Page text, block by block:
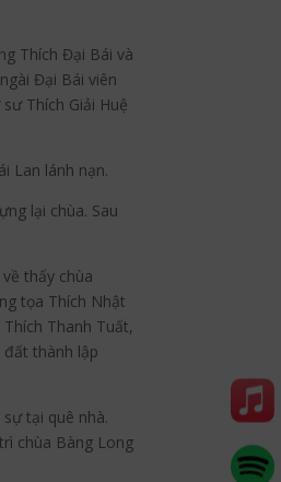
Thích Đại Bái và
Đại Bái viên
Thích Giải Huệ
Lan lánh nạn.
lại chùa. Sau
thấy chùa
tọa Thích Nhật
Thanh Tuất,
thành lập
tại quê nhà.
chùa Bàng Long